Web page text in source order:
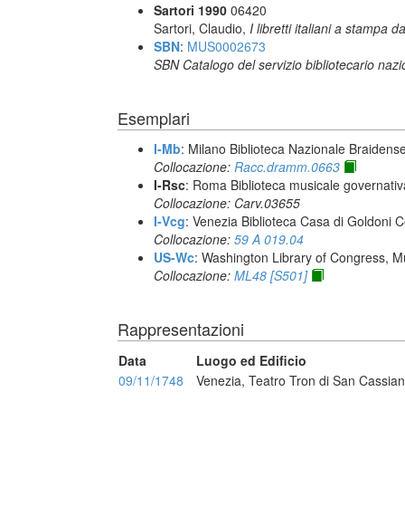
Sartori 1990 06420
Sartori, Claudio, I libretti italiani a stampa
SBN: MUS0002673
SBN Catalogo del servizio bibliotecario
Esemplari
I-Mb: Milano Biblioteca Nazionale
Collocazione: Racc.dramm.0663
I-Rsc: Roma Biblioteca musicale
Collocazione: Carv.03655
I-Vcg: Venezia Biblioteca Casa di Goldoni
Collocazione: 59 A 019.04
US-Wc: Washington Library of Congress,
Collocazione: ML48 [S501]
Rappresentazioni
Data
Luogo ed Edificio
09/11/1748
Venezia, Teatro Tron di San